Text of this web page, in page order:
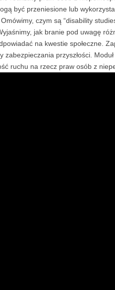
być przeniesione lub
czym są “disability
jak branie pod uwagę
na kwestie społeczne.
przyszłości.
ruchu na rzecz praw osób z